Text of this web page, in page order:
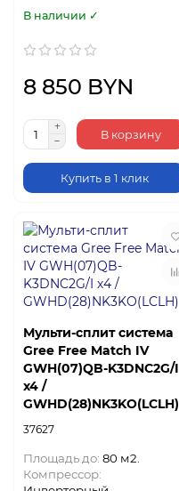
В наличии ✓
8 850 BYN
В корзину
Купить в 1 клик
Мульти-сплит система
Gree Free Match IV
GWH(07)QB-K3DNC2G/I
х4 /
GWHD(28)NK3KO(LCLH)
37627
Площадь до: 80 м2.
Компрессор: